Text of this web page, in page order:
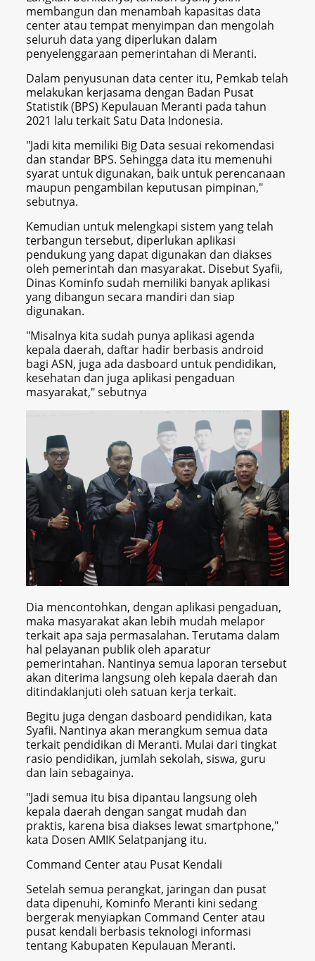
membangun dan menambah kapasitas data
center atau tempat menyimpan dan mengolah
seluruh data yang diperlukan dalam
penyelenggaraan pemerintahan di Meranti.
Dalam penyusunan data center itu, Pemkab telah
melakukan kerjasama dengan Badan Pusat
Statistik (BPS) Kepulauan Meranti pada tahun
2021 lalu terkait Satu Data Indonesia.
"Jadi kita memiliki Big Data sesuai rekomendasi
dan standar BPS. Sehingga data itu memenuhi
syarat untuk digunakan, baik untuk perencanaan
maupun pengambilan keputusan pimpinan,"
sebutnya.
Kemudian untuk melengkapi sistem yang telah
terbangun tersebut, diperlukan aplikasi
pendukung yang dapat digunakan dan diakses
oleh pemerintah dan masyarakat. Disebut Syafii,
Dinas Kominfo sudah memiliki banyak aplikasi
yang dibangun secara mandiri dan siap
digunakan.
"Misalnya kita sudah punya aplikasi agenda
kepala daerah, daftar hadir berbasis android
bagi ASN, juga ada dasboard untuk pendidikan,
kesehatan dan juga aplikasi pengaduan
masyarakat," sebutnya
Dia mencontohkan, dengan aplikasi pengaduan,
maka masyarakat akan lebih mudah melapor
terkait apa saja permasalahan. Terutama dalam
hal pelayanan publik oleh aparatur
pemerintahan. Nantinya semua laporan tersebut
akan diterima langsung oleh kepala daerah dan
ditindaklanjuti oleh satuan kerja terkait.
Begitu juga dengan dasboard pendidikan, kata
Syafii. Nantinya akan merangkum semua data
terkait pendidikan di Meranti. Mulai dari tingkat
rasio pendidikan, jumlah sekolah, siswa, guru
dan lain sebagainya.
"Jadi semua itu bisa dipantau langsung oleh
kepala daerah dengan sangat mudah dan
praktis, karena bisa diakses lewat smartphone,"
kata Dosen AMIK Selatpanjang itu.
Command Center atau Pusat Kendali
Setelah semua perangkat, jaringan dan pusat
data dipenuhi, Kominfo Meranti kini sedang
bergerak menyiapkan Command Center atau
pusat kendali berbasis teknologi informasi
tentang Kabupaten Kepulauan Meranti.